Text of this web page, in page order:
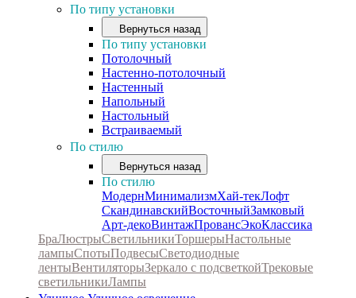
По типу установки
Вернуться назад
По типу установки
Потолочный
Настенно-потолочный
Настенный
Напольный
Настольный
Встраиваемый
По стилю
Вернуться назад
По стилю
МодернМинимализмХай-текЛофт
СкандинавскийВосточныйЗамковый
Арт-декоВинтажПровансЭкоКлассика
БраЛюстрыСветильникиТоршерыНастольные
лампыСпотыПодвесыСветодиодные
лентыВентиляторыЗеркало с подсветкойТрековые
светильникиЛампы